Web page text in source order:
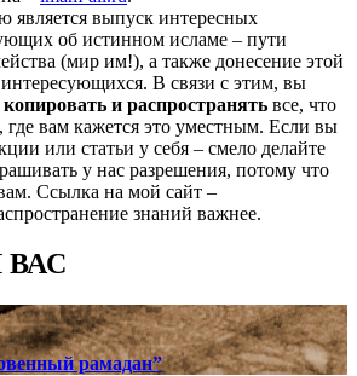
является выпуск интересных
об истинном исламе – пути
(мир им!), а также донесение этой
В связи с этим, вы
копировать и распространять все, что
где вам кажется это уместным. Если вы
или статьи у себя – смело делайте
у нас разрешения, потому что
Ссылка на мой сайт –
знаний важнее.
рамадан”